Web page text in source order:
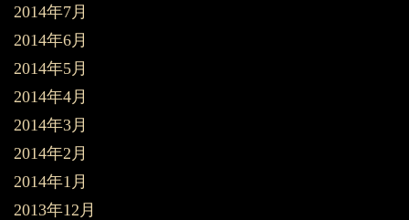
2014年7月
2014年6月
2014年5月
2014年4月
2014年3月
2014年2月
2014年1月
2013年12月